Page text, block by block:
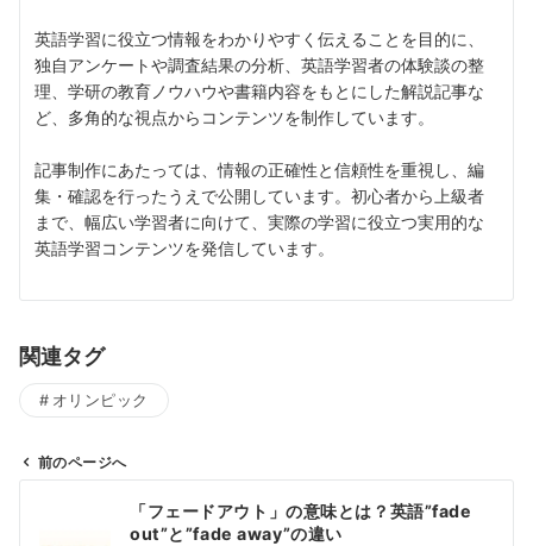
英語学習に役立つ情報をわかりやすく伝えることを目的に、
独自アンケートや調査結果の分析、英語学習者の体験談の整
理、学研の教育ノウハウや書籍内容をもとにした解説記事な
ど、多角的な視点からコンテンツを制作しています。
記事制作にあたっては、情報の正確性と信頼性を重視し、編
集・確認を行ったうえで公開しています。初心者から上級者
まで、幅広い学習者に向けて、実際の学習に役立つ実用的な
英語学習コンテンツを発信しています。
関連タグ
オリンピック
前のページへ
「フェードアウト」の意味とは？英語”fade
out”と”fade away”の違い